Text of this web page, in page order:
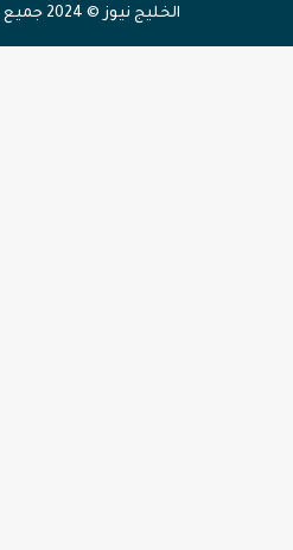
الخليج نيوز © 2024 جميع الحقوق محفوظة.